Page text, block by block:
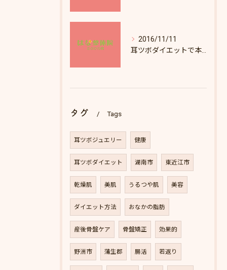
2016/11/11
タグ Tags
耳ツボジュエリー 健康
耳ツボダイエット 湖南市 東近江市
乾燥肌 美肌 うるつや肌 美容
ダイエット方法 おなかの脂肪
産後骨盤ケア 骨盤矯正 効果的
野洲市 蒲生郡 腸活 若返り